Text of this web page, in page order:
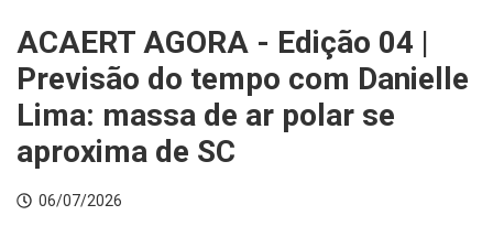
INTEGRIDADE
ACAERT AGORA - Edição 04 |
Previsão do tempo com Danielle
Lima: massa de ar polar se
aproxima de SC
06/07/2026